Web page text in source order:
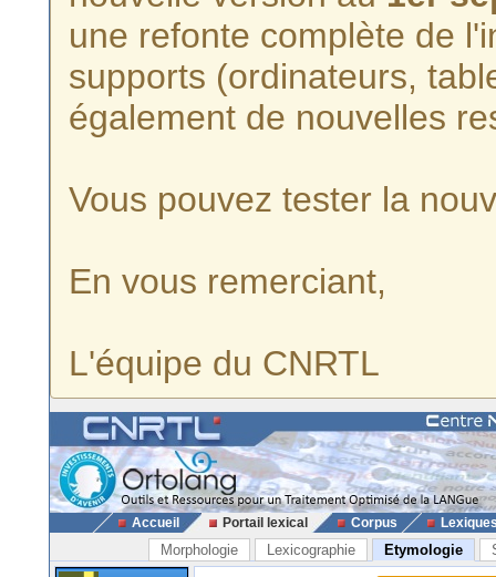
une refonte complète de
supports (ordinateurs,
également de nouvelles
Vous pouvez tester la
En vous remerciant,
L'équipe du CNRTL
Accueil Portail lexical Corpus
Morphologie Lexicographie Etymologie